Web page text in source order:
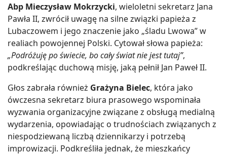
Abp Mieczysław Mokrzycki, wieloletni sekretarz Jana
Pawła II, zwrócił uwagę na silne związki papieża z
Lubaczowem i jego znaczenie jako „śladu Lwowa” w
realiach powojennej Polski. Cytował słowa papieża:
„Podróżuję po świecie, bo cały świat nie jest tutaj”,
podkreślając duchową misję, jaką pełnił Jan Paweł II.
Głos zabrała również Grażyna Bielec, która jako
ówczesna sekretarz biura prasowego wspominała
wyzwania organizacyjne związane z obsługą medialną
wydarzenia, opowiadając o trudnościach związanych z
niespodziewaną liczbą dziennikarzy i potrzebą
improwizacji. Podkreśliła jednak, że mieszkańcy